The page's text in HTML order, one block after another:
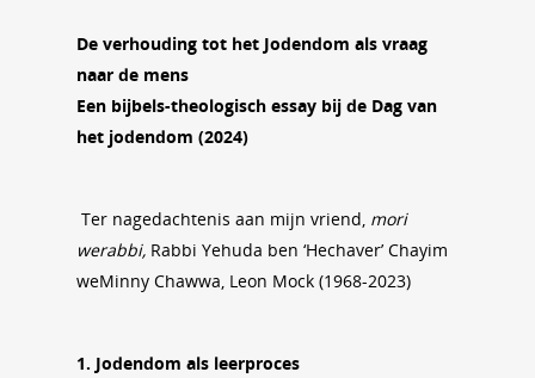
De verhouding tot het Jodendom als vraag
naar de mens
Een bijbels-theologisch essay bij de Dag van
het jodendom (2024)
Ter nagedachtenis aan mijn vriend, mori
werabbi, Rabbi Yehuda ben ‘Hechaver’ Chayim
weMinny Chawwa, Leon Mock (1968-2023)
1. Jodendom als leerproces